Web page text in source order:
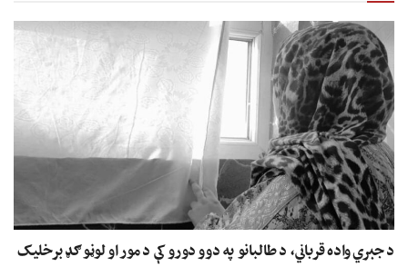
د جبري واده قرباني، د طالبانو په دوو دورو کې د مور او لوڼو ګډ برخلیک